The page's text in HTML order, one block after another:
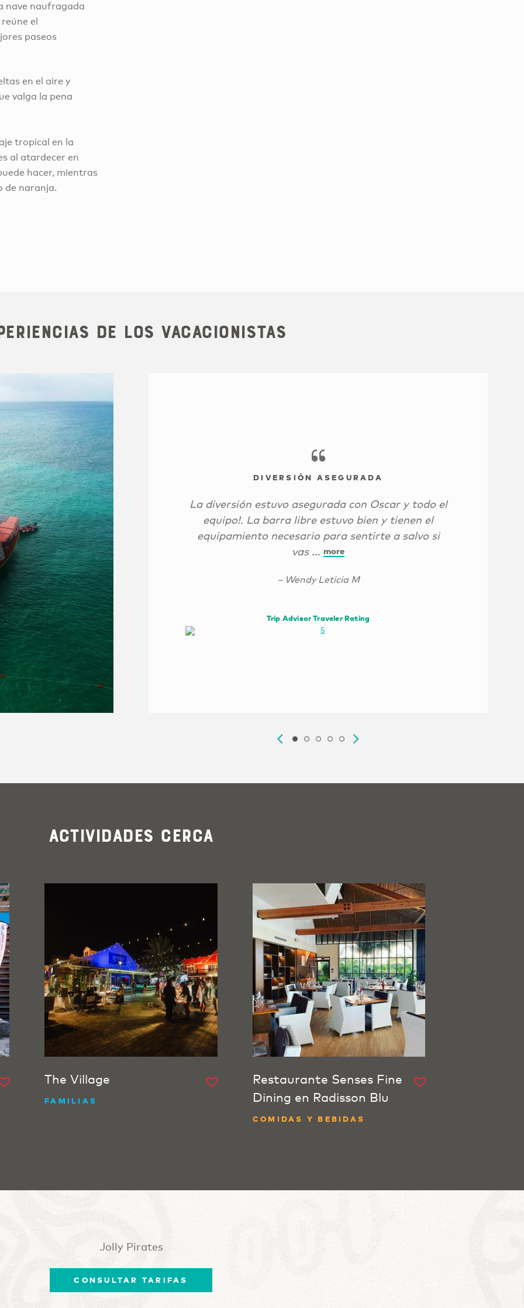
nave naufragada
el
paseos
en el aire y
valga la pena
tropical en la
al atardecer en
hacer, mientras
de naranja.
de los vacacionistas
DIVERSIÓN ASEGURADA
La diversión estuvo asegurada con Oscar y todo el
equipo!. La barra libre estuvo bien y tienen el
equipamiento necesario para sentirte a salvo si
vas ... more
– Wendy Leticia M
Trip Advisor Traveler Rating
Actividades cerca
The Village
FAMILIAS
Restaurante Senses Fine
Dining en Radisson Blu
COMIDAS Y BEBIDAS
Jolly Pirates
CONSULTAR TARIFAS